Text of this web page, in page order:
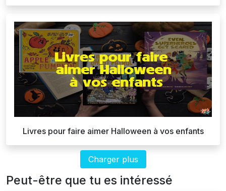
Livres pour faire aimer Halloween à vos enfants
Charger plus
Peut-être que tu es intéressé